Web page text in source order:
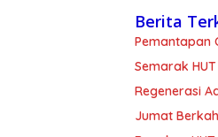
Berita
Pemantapan
Semarak
Regenerasi
Jumat